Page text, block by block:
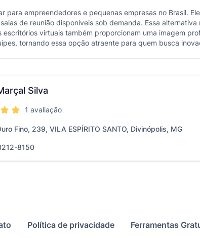
empreendedores e pequenas empresas no Brasil.
de reunião disponíveis sob demanda. Essa
virtuais também proporcionam uma imagem
tornando essa opção atraente para quem busca
Silva
1 avaliação
Fino, 239, VILA ESPÍRITO SANTO, Divinópolis, MG
8150
Política de privacidade Ferramentas